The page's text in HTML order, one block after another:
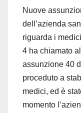
Nuove
dell’azienda
riguarda i
4 ha chiamato
assunzione 40
proceduto a
medici, ed è
momento